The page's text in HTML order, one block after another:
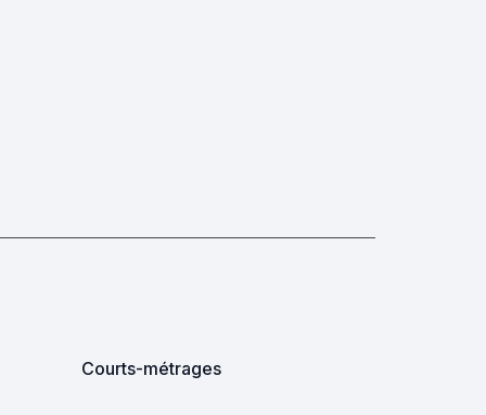
Courts-métrages